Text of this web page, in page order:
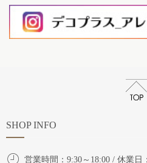
SHOP INFO
営業時間：9:30～18:00 / 休業日